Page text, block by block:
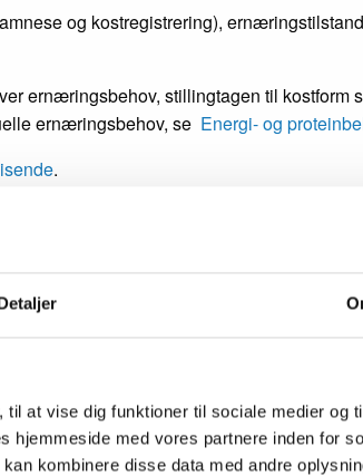
at vise dig funktioner til sociale medier og
med vores partnere inden for
kombinere disse data med andre
og kostregistrering),
ernæringsbehov, stillingtagen til kostform
ernæringsbehov, se Energi- og
.
er fedtreduceret, samt evt. suppleret
at tilstræbe en specifik
Parenteral ernæring
Patientens ernæringstilstand skal følges
KostregistreringogMonitorering